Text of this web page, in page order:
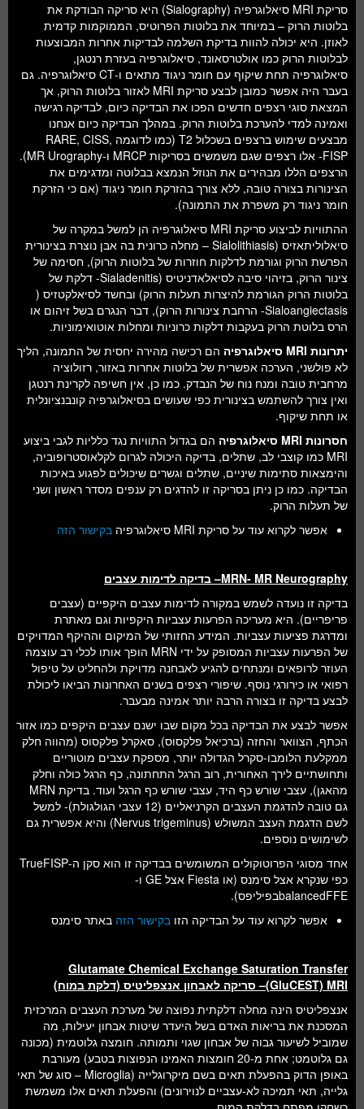
סריקת MRI סיאלוגרפיה (Sialography) היא סריקה הבודקת את
בלוטות הרוק – במיוחד את בלוטות הפרוטיס, הממוקמות קדמית
לאוזן. היא יכולה להוות בדיקת השלמה לבדיקות אחרות המבוצעות
לבלוטות הרוק כמו אולטרסאונד, סיאלוגרפיה בעזרת רנטגן,
סיאלוגרפיה תחת שיקוף עם חומר ניגוד מתאים ו-CT סיאלוגרפיה. גם
בעבר היה אפשר כמובן לבצע סריקת MRI לאזור בלוטות הרוק, אך
המצאת סוגי רצפים חדשים הפכו את הבדיקה כיום, לבדיקה רגישה
ואמינה למדי להערכת בלוטות הרוק. במהלך הבדיקה כיום אנחנו
מבצעים שימוש ברצפים בשכלול T2 (כמו לדוגמה RARE, CISS,
FISP- אלו רצפים שגם משמשים בסריקות MRCP ו-MR Urography).
הרצפים הללו מבהירים את הנוזל הנמצא בבלוטה ומדגימים את
הצינורות בצורה טובה, ללא צורך בהזרקת חומר ניגוד (אם כי הזרקת
חומר ניגוד רק משפרת את התמונה).
ההתוויות לביצוע סריקת MRI סיאלוגרפיה הן למשל במקרה של
סיאלוליתאזיס (Sialolithiasis – מחלה כרונית בה אבן נוצרת בצינורית
הפרשת הרוק וגורמת לדלקות חוזרות של בלוטות הרוק), חסימה של
צינור הרוק, בזיהוי סיבה לסיאלאדניטיס (Sialadenitis- דלקת של
בלוטות הרוק הגורמת להיצרות תעלות הרוק) ובחשד לסיאלקטזיס (
Sialoangiectasis- הרחבת צינורות הרוק), דבר הנגרם בשל זיהום או
הרס בלוטת הרוק בעקבות דלקות כרוניות ומחלות אוטואימוניות.
יתרונות MRI סיאלוגרפיה הם רכישה מהירה יחסית של התמונה, הליך
לא פולשני, הערכה אפשרית של בלוטות אחרות באזור, רזולוציה
מרחבית טובה ומנח נוח של הנבדק. כמו כן, אין חשיפה לקרינת רנטגן
ואין צורך להשתמש בצינורית כפי שעושים בסיאלוגרפיה קונבנציונלית
או תחת שיקוף.
חסרונות MRI סיאלוגרפיה הם בגדול התוויות נגד כלליות לגבי ביצוע
MRI כמו קוצבי לב, שתלים, בדיקה היכולה לגרום לקלאוסטרופוביה,
והימצאות סתימות שיניים, שתלים וגשרים שיכולים לפגוע באיכות
הבדיקה. כמו כן ניתן בסריקה זו להדגים רק ענפים מסדר ראשון ושני
של תעלות הרוק.
אפשר לקרוא עוד על סריקת MRI סיאלוגרפיה
בקישור הזה
MRN- MR Neurography– בדיקה לדימות עצבים
בדיקה זו נועדה לשמש במקורה לדימות עצבים היקפיים (עצבים
פריפריים). היא מעריכה הפרעות עצביות היקפיות וגם מאתרת
ומדרגת פציעות עצביות. המידע החזותי של המיקום וההיקף המדויקים
של הפרעות עצביות המסופק על ידי MRN הופך אותו לכלי רב עוצמה
העוזר לרופאים ומנתחים להגיע לאבחנה מדויקת ולהחליט על טיפול
רפואי או כירורגי נוסף. שיפורי רצפים בשנים האחרונות הביאו ליכולת
לבצע בדיקה זו בצורה הרבה יותר אמינה מבעבר.
אפשר לבצע את הבדיקה בכל מקום שבו ישנם עצבים היקפים כמו אזור
הכתף, הצוואר והחזה (ברכיאל פלקסוס), סאקרל פלקסוס (מהווה חלק
ממקלעת הלומבו-סקרל הגדולה יותר, מספקת עצבים מוטוריים
ותחושתיים לירך האחורית, רוב הרגל התחתונה, כף הרגל כולה וחלק
מהאגן), עצבי שורש כף היד, עצבי שורש כף הרגל ועוד. בדיקת MRN
גם טובה להדגמת העצבים הקרניאליים (12 עצבי הגולגולת)- למשל
לשם הדגמת העצב המשולש (Nervus trigeminus) והיא אפשרית גם
לשימושים נוספים.
אחד מסוגי הפרוטוקולים המשומשים בבדיקה זו הוא סקן ה-TrueFISP
כפי שנקרא אצל סימנס (או Fiesta אצל GE ו-
balancedFFEבפיליפס).
אפשר לקרוא עוד על הבדיקה הזו בקישור הזה באתר סימנס
Glutamate Chemical Exchange Saturation Transfer
(GluCEST) MRI
– סריקה לאבחון אנצפליטיס (דלקת במוח)
אנצפליטיס הינה מחלה דלקתית נפוצה של מערכת העצבים המרכזית
המסכנת את בריאות האדם בשל היעדר שיטות אבחון יעילות, מה
שמוביל לשיעור גבוה של אבחון שגוי ותמותה. חומצה גלוטמית (מכונה
גם גלוטמט; אחת מ-20 חומצות האמינו הנפוצות בטבע) מעורבת
באופן הדוק בהפעלת תאים בשם מיקרוגלייה (Microglia – סוג של תאי
גלייה, תאי תמיכה לא-עצביים לנוירונים) והפעלת תאים אלו משמשת